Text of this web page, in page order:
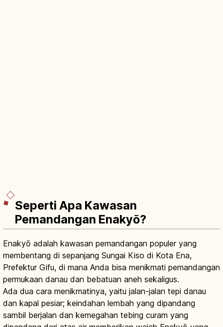
Seperti Apa Kawasan
Pemandangan Enakyō?
Enakyō adalah kawasan pemandangan populer yang
membentang di sepanjang Sungai Kiso di Kota Ena,
Prefektur Gifu, di mana Anda bisa menikmati pemandangan
permukaan danau dan bebatuan aneh sekaligus.
Ada dua cara menikmatinya, yaitu jalan-jalan tepi danau
dan kapal pesiar; keindahan lembah yang dipandang
sambil berjalan dan kemegahan tebing curam yang